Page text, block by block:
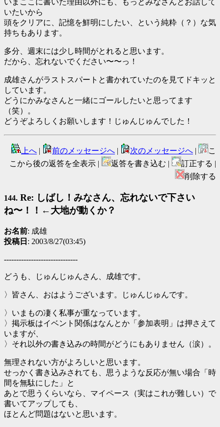
いまここに書いた理由以外にも、もっとみなさんとお話して
いたいから
頭をクリアに、記憶を鮮明にしたい、という純粋（？）な気
持ちもあります。
多分、週末には少し時間がとれると思います。
だから、忘れないでください〜〜っ！
成雄さんがラストスパートと書かれていたのを見てドキッと
しています。
どうにかみなさんと一緒にゴールしたいと思ってます
（笑）。
どうぞよろしくお願いします！じゅんじゅんでした！
上へ | 前のメッセージへ | 次のメッセージへ |
こ
こから後の返答を全表示 |
返答を書き込む |
訂正する |
削除する
144. Re: しばし！みなさん、忘れないで下さい
ね〜！！←大地が動くか？
お名前: 成雄
投稿日 : 2003/8/27(03:45)
------------------------------
どうも、じゅんじゅんさん、成雄です。
〉皆さん、おはようございます。じゅんじゅんです。
〉いまもの凄く私事が重なっています。
〉掲示板はイベント関係はなんとか「参加表明」は押さえて
いますが、
〉それ以外の書き込みの時間がどうにもありません（涙）。
無理されない方がよろしいと思います。
せっかく書き込みされても、思うような反応が無い場合「時
間を無駄にした」と
あとで思うくらいなら、マイペース（実はこれが難しい）で
書いてアップしても、
ほとんど問題はないと思います。